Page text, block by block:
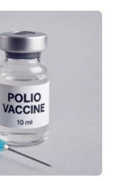
Therapien, die
und normales
um Daniel Merk vom
am
eine solche
des
Sander-